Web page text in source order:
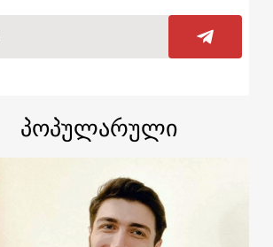
პოპულარული